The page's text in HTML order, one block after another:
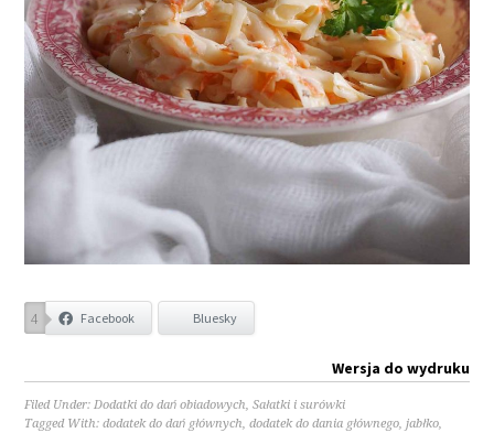
4 Facebook Bluesky
Wersja do wydruku
Filed Under:Dodatki do dań obiadowych,Sałatki i surówki
Tagged With:dodatek do dań głównych,dodatek do dania głównego,jabłko,